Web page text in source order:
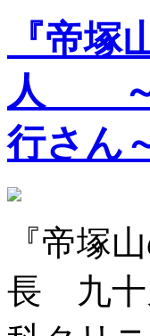
『帝
人 ～
行さん
『帝塚
長 九十